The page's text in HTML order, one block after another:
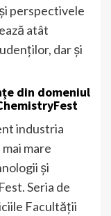
perspectivele
atât
dar și
din domeniul
industria
mare
și
Seria de
Facultății